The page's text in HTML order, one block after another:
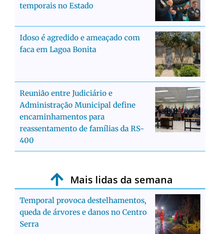
temporais no Estado
Idoso é agredido e ameaçado com
faca em Lagoa Bonita
Reunião entre Judiciário e
Administração Municipal define
encaminhamentos para
reassentamento de famílias da RS-
400
Mais lidas da semana
Temporal provoca destelhamentos,
queda de árvores e danos no Centro
Serra